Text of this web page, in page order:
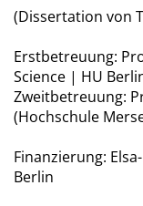
(Dissertation von
Erstbetreuung:
Science | HU
Zweitbetreuung:
(Hochschule
Finanzierung:
Berlin